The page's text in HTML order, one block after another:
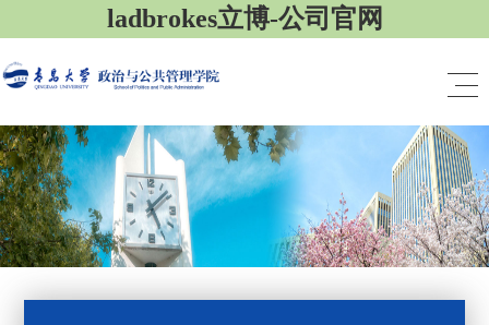
ladbrokes立博-公司官网